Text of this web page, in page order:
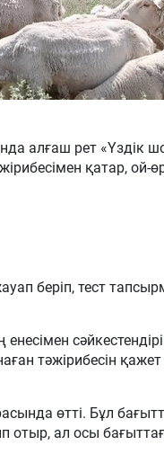
алғаш рет «Үздік
қатар, ой-
беріп, тест
тәжірибесін қажет
өтті. Бұл
отыр, ал осы